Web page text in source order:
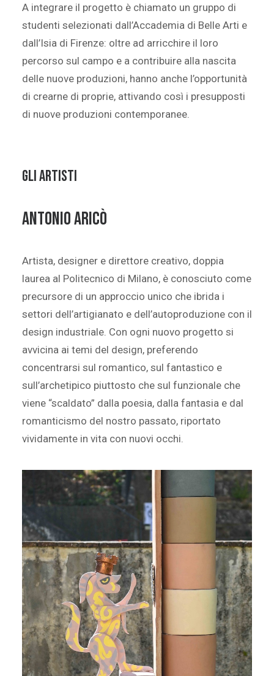
A integrare il progetto è chiamato un gruppo di
studenti selezionati dall’Accademia di Belle Arti e
dall’Isia di Firenze: oltre ad arricchire il loro
percorso sul campo e a contribuire alla nascita
delle nuove produzioni, hanno anche l’opportunità
di crearne di proprie, attivando così i presupposti
di nuove produzioni contemporanee.
GLI ARTISTI
ANTONIO ARICò
Artista, designer e direttore creativo, doppia
laurea al Politecnico di Milano, è conosciuto come
precursore di un approccio unico che ibrida i
settori dell’artigianato e dell’autoproduzione con il
design industriale. Con ogni nuovo progetto si
avvicina ai temi del design, preferendo
concentrarsi sul romantico, sul fantastico e
sull’archetipico piuttosto che sul funzionale che
viene “scaldato” dalla poesia, dalla fantasia e dal
romanticismo del nostro passato, riportato
vividamente in vita con nuovi occhi.